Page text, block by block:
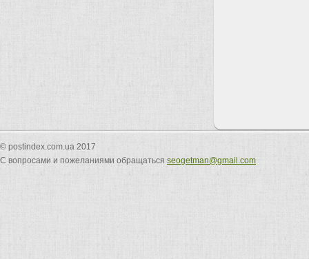
© postindex.com.ua 2017
С вопросами и пожеланиями обращаться seogetman@gmail.com